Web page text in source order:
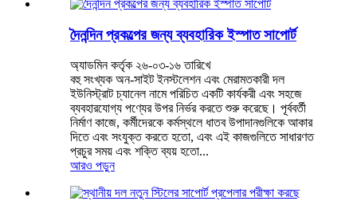
দৈনন্দিন প্রকল্পের জন্য ব্যবহারিক ইস্পাত সাপোর্ট
অ্যাডমিন কর্তৃক ২৬-০৩-১৬ তারিখে
বহু সংখ্যক অন-সাইট ইনস্টলেশন এবং মেরামতকারী দল
ইউনিস্ট্রাট চ্যানেল নামে পরিচিত একটি কার্যকরী এবং সহজে
ব্যবহারযোগ্য পণ্যের উপর নির্ভর করতে শুরু করেছে। পূর্ববর্তী
নির্মাণ কাজে, কর্মীদেরকে কর্মস্থলে ধাতব উপাদানগুলিকে আকার
দিতে এবং সংযুক্ত করতে হতো, এবং এই কাজগুলিতে সাধারণত
প্রচুর সময় এবং শক্তি ব্যয় হতো...
আরও পড়ুন